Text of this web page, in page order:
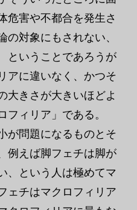
危害や不都合を発生さ
の対象にもされない、
ということであろうが
アに違いなく、かつそ
大きさが大きいほどよ
フィリア」である。
が問題になるものとそ
例えば脚フェチは脚が
、という人は極めてマ
ェチはマクロフィリア